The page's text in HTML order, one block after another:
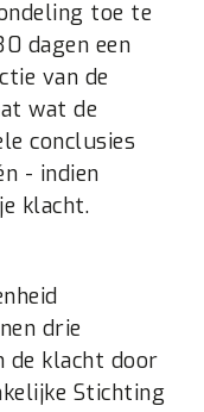
toe te
dagen een
van de
wat de
conclusies
- indien
klacht.
drie
de klacht door
Stichting